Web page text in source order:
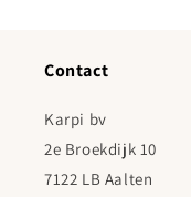
Contact
Karpi bv
2e Broekdijk 10
7122 LB Aalten